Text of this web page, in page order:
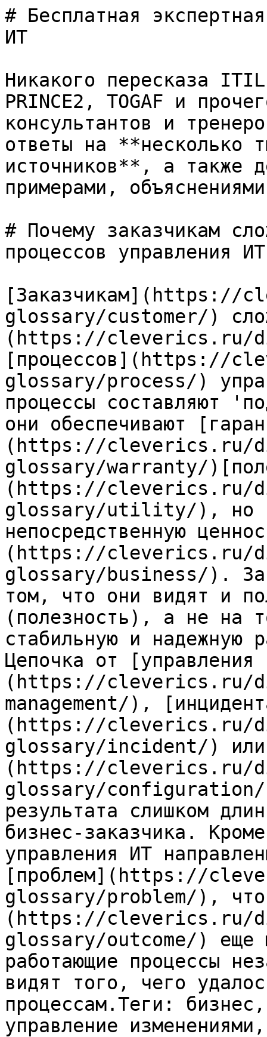
# Бесплатная
ИТ
Никакого пересказа
PRINCE2, TOGAF и
консультантов и
ответы на **несколько
источников**, а также
примерами,
# Почему заказчикам
процессов управления
glossary/customer/)
(https://cleverics.ru/
[процессов](https://
glossary/process/)
процессы составляют
они обеспечивают
(https://cleverics.ru/
glossary/warranty/
(https://cleverics.ru/
glossary/utility/), но
непосредственную
(https://cleverics.ru/
glossary/business/).
том, что они видят и
(полезность), а не на
стабильную и надежную
Цепочка от [управления
(https://cleverics.ru/
management/),
(https://cleverics.ru/
glossary/incident/) или
(https://cleverics.ru/
glossary/configuration/)
результата слишком
бизнес-заказчика.
управления ИТ
[проблем](https://
glossary/problem/), что
(https://cleverics.ru/
glossary/outcome/) еще
работающие процессы
видят того, чего
процессам.Теги:
управление